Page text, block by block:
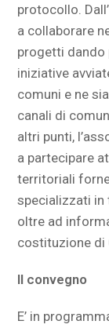
protocollo.
a collaborare
progetti dando
iniziative
comuni e ne
canali di
altri punti,
a partecipare
territoriali
specializzati
oltre ad
costituzione di
Il convegno
E’ in